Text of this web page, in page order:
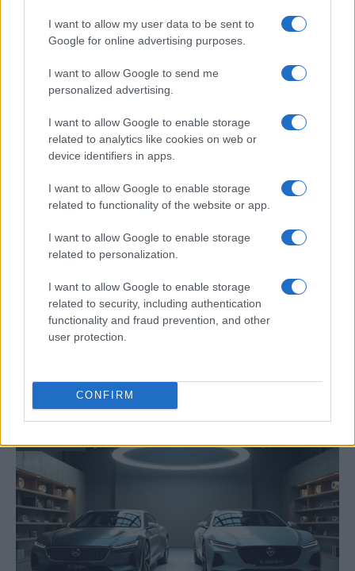
I want to allow my user data to be sent to
Google for online advertising purposes.
I want to allow Google to send me
personalized advertising.
I want to allow Google to enable storage
related to analytics like cookies on web or
device identifiers in apps.
I want to allow Google to enable storage
related to functionality of the website or app.
I want to allow Google to enable storage
related to personalization.
I want to allow Google to enable storage
related to security, including authentication
functionality and fraud prevention, and other
user protection.
CONFIRM
carácter deportivo
AUTOMOVIL
Cómo obtener el permiso internacional
La International Drivers Association te ofrece la posibilidad…
AUTOMOVIL